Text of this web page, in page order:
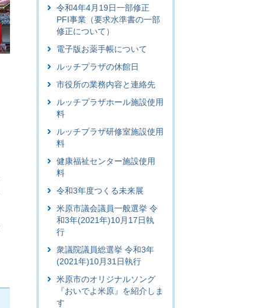
令和4年4月19日一部修正
PFI事業（要求水準書の一部
修正について）
電子版お薬手帳について
ルッチプラザの休館日
市役所の業務内容と連絡先
ルッチプラザホール施設使用
料
ルッチプラザ研修室施設使用
料
健康福祉センター施設使用
料
令和3年度つくる未来展
米原市議会議員一般選挙 令
和3年(2021年)10月17日執
行
衆議院議員総選挙 令和3年
(2021年)10月31日執行
米原市のオリジナルソング
『おいでよ米原』を紹介しま
す